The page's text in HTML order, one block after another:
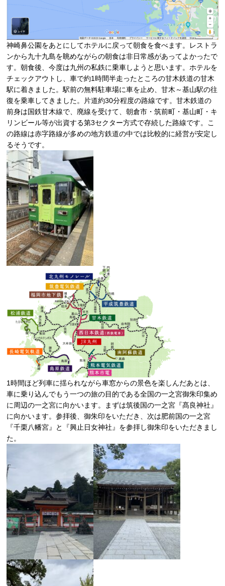
神崎鼻公園をあとにしてホテルに戻って朝食を食べます。レストラ
ンから九十九島を眺めながらの朝食は非日常感があってよかったで
す。朝食後、今度は九州の私鉄に乗車しようと思います。ホテルを
チェックアウトし、車で約1時間半走ったところの甘木鉄道の甘木
駅に着きました。駅前の無料駐車場に車を止め、甘木～基山駅の往
復を乗車してきました。片道約30分程度の路線です。甘木鉄道の
前身は国鉄甘木線で、廃線を受けて、朝倉市・筑前町・基山町・キ
リンビール等が出資する第3セクター方式で存続した路線です。こ
の路線は赤字路線が多めの地方鉄道の中では比較的に経営が安定し
るそうです。
1時間ほど列車に揺られながら車窓からの景色を楽しんだあとは、
車に乗り込んでもう一つの旅の目的である全国の一之宮御朱印集め
に周辺の一之宮に向かいます。まずは筑後国の一之宮『髙良神社』
に向かいます。参拝後、御朱印をいただき、次は肥前国の一之宮
『千栗八幡宮』と『興止日女神社』を参拝し御朱印をいただきまし
た。